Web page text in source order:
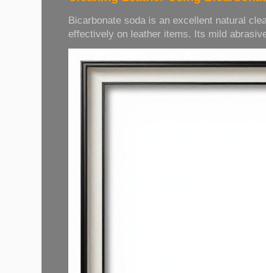
Bicarbonate soda is an excellent natural
effectively on leather items. Its mild